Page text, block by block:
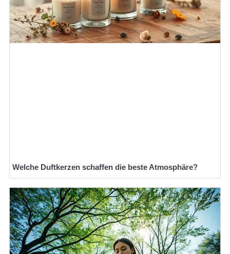
Welche Duftkerzen schaffen die beste Atmosphäre?